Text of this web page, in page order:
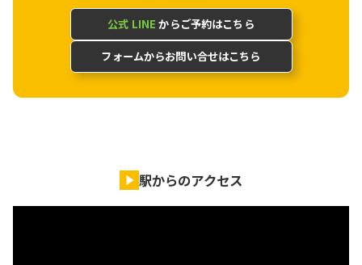
公式 LINE からご予約はこちら
フォームからお問い合せはこちら
駅からのアクセス